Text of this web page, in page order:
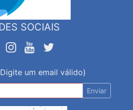
SOCIAIS
um email válido)
Enviar